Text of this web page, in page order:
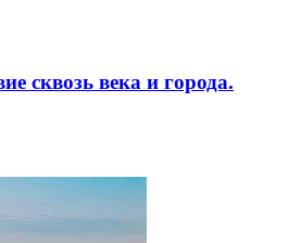
сквозь века и города.